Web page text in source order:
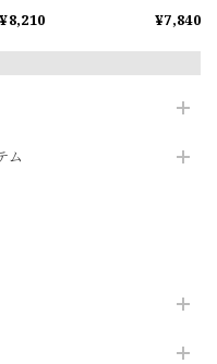
ム
¥8,210 ¥7,840